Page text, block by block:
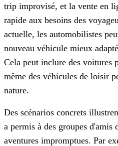
trip improvisé, et la vente en
rapide aux besoins des
actuelle, les automobilistes
nouveau véhicule mieux
Cela peut inclure des voitures
même des véhicules de loisir
nature.
Des scénarios concrets
a permis à des groupes d'amis
aventures impromptues. Par